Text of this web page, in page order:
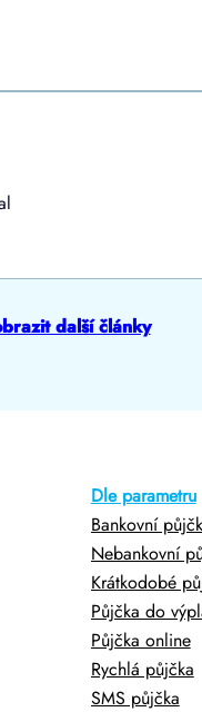
další články
Dle parametru
Bankovní
Nebankovní
Krátkodobé
Půjčka do
Půjčka online
Rychlá půjčka
SMS půjčka